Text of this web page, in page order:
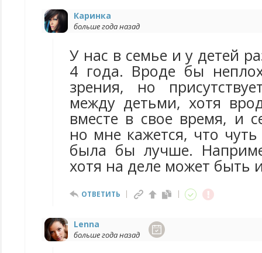
Каринка
больше года назад
У нас в семье и у детей
4 года. Вроде бы
зрения, но
между детьми, хотя
вместе в свое время, и
но мне кажется, что
была бы лучше.
хотя на деле может быть
ОТВЕТИТЬ
Lenna
больше года назад